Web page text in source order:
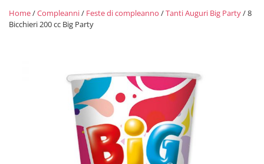
Home/Compleanni/ Feste di compleanno /Tanti Auguri Big Party/ 8
Bicchieri 200 cc Big Party